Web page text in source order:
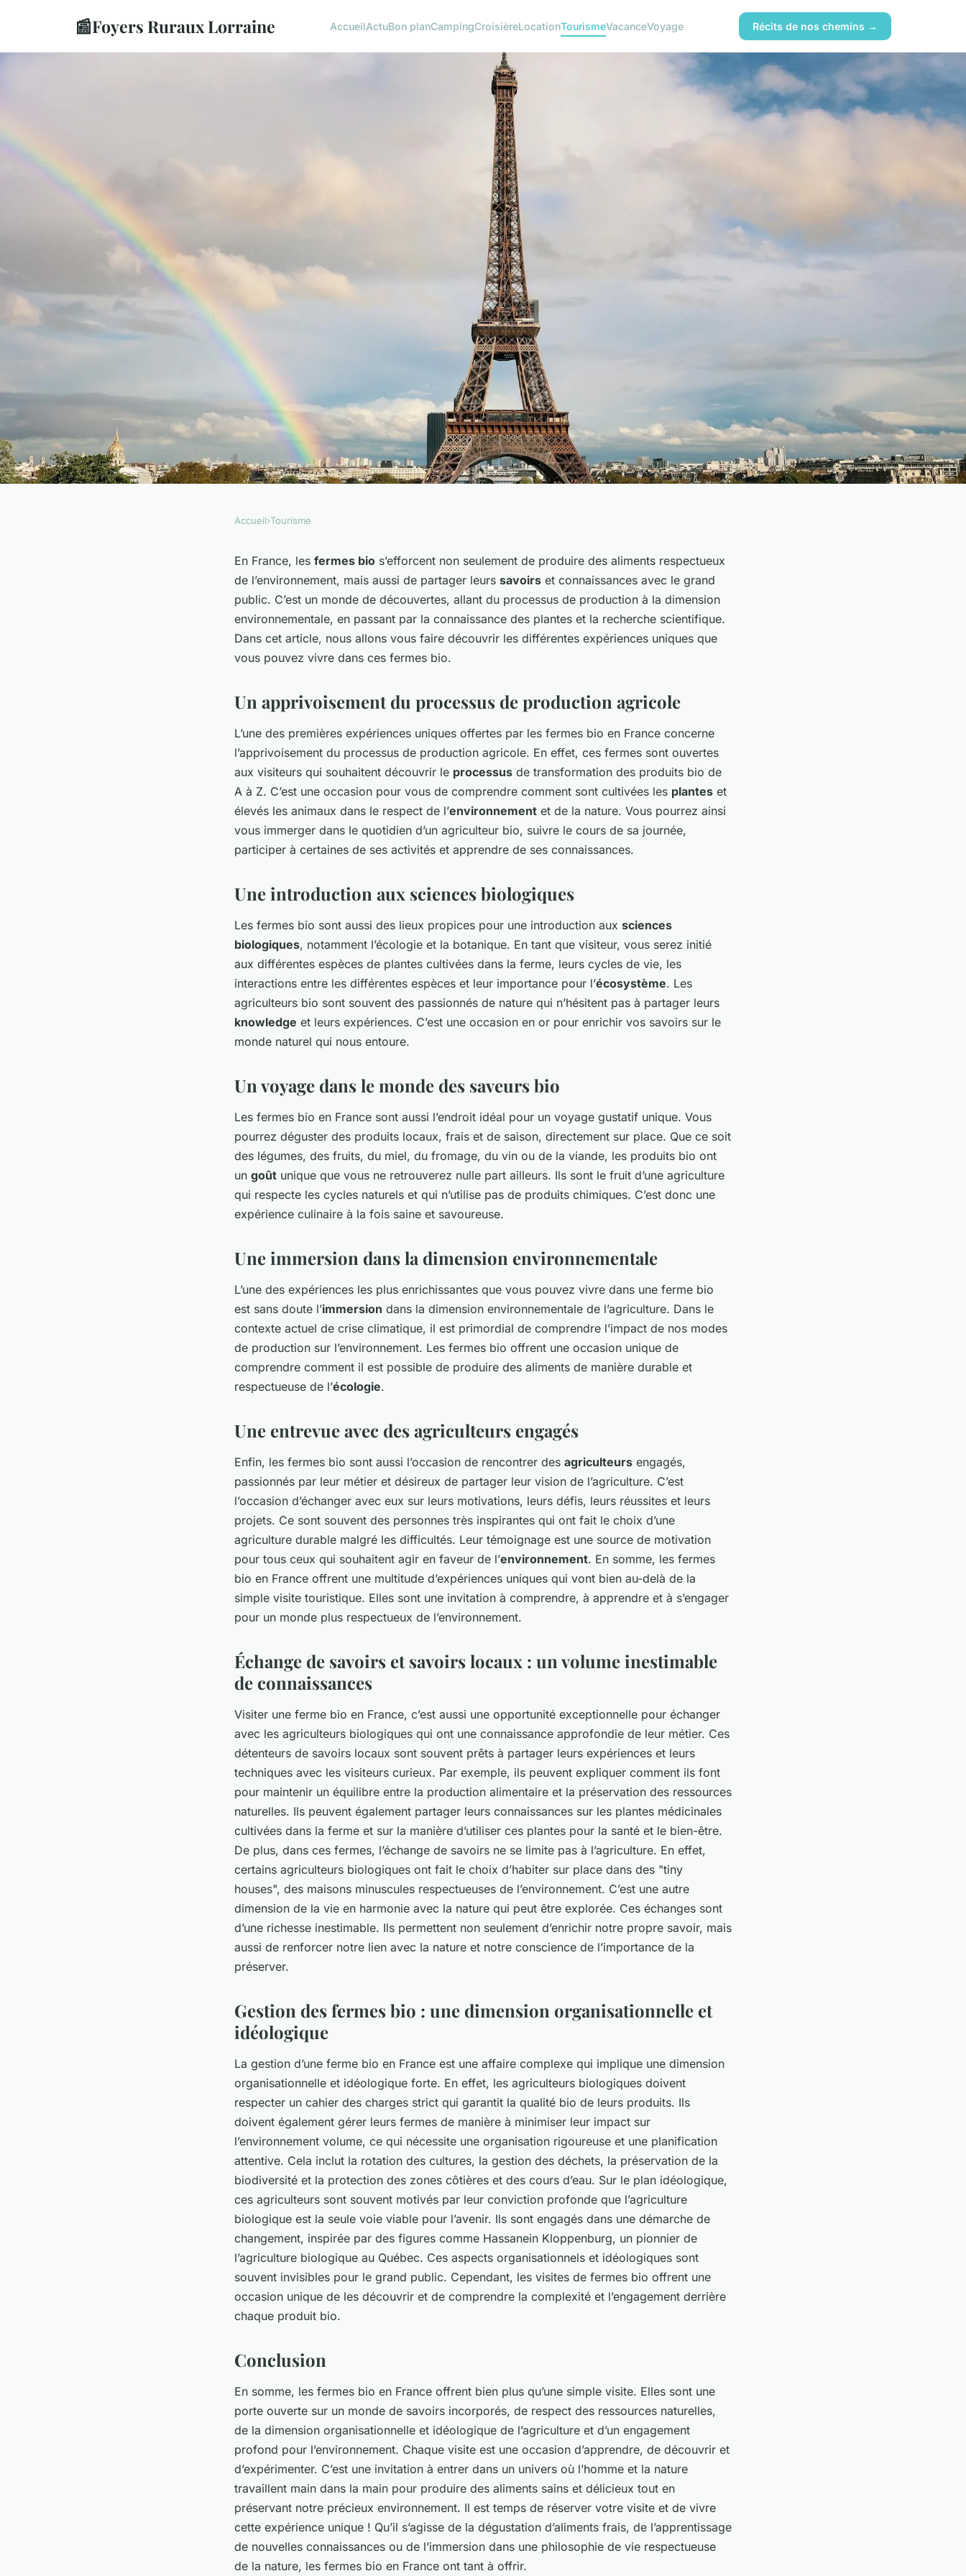
📰Foyers Ruraux Lorraine AccueilActuBon planCampingCroisièreLocationTourismeVacanceVoyage Récits de nos chemins →
Quelles expériences uniques offrent
les fermes bio en France ?
Accueil›Tourisme
En France, les fermes bio s’efforcent non seulement de produire des aliments respectueux
de l’environnement, mais aussi de partager leurs savoirs et connaissances avec le grand
public. C’est un monde de découvertes, allant du processus de production à la dimension
environnementale, en passant par la connaissance des plantes et la recherche scientifique.
Dans cet article, nous allons vous faire découvrir les différentes expériences uniques que
vous pouvez vivre dans ces fermes bio.
Un apprivoisement du processus de production agricole
L’une des premières expériences uniques offertes par les fermes bio en France concerne
l’apprivoisement du processus de production agricole. En effet, ces fermes sont ouvertes
aux visiteurs qui souhaitent découvrir le processus de transformation des produits bio de
A à Z. C’est une occasion pour vous de comprendre comment sont cultivées les plantes et
élevés les animaux dans le respect de l’environnement et de la nature. Vous pourrez ainsi
vous immerger dans le quotidien d’un agriculteur bio, suivre le cours de sa journée,
participer à certaines de ses activités et apprendre de ses connaissances.
Une introduction aux sciences biologiques
Les fermes bio sont aussi des lieux propices pour une introduction aux sciences
biologiques, notamment l’écologie et la botanique. En tant que visiteur, vous serez initié
aux différentes espèces de plantes cultivées dans la ferme, leurs cycles de vie, les
interactions entre les différentes espèces et leur importance pour l’écosystème. Les
agriculteurs bio sont souvent des passionnés de nature qui n’hésitent pas à partager leurs
knowledge et leurs expériences. C’est une occasion en or pour enrichir vos savoirs sur le
monde naturel qui nous entoure.
Un voyage dans le monde des saveurs bio
Les fermes bio en France sont aussi l’endroit idéal pour un voyage gustatif unique. Vous
pourrez déguster des produits locaux, frais et de saison, directement sur place. Que ce soit
des légumes, des fruits, du miel, du fromage, du vin ou de la viande, les produits bio ont
un goût unique que vous ne retrouverez nulle part ailleurs. Ils sont le fruit d’une agriculture
qui respecte les cycles naturels et qui n’utilise pas de produits chimiques. C’est donc une
expérience culinaire à la fois saine et savoureuse.
Une immersion dans la dimension environnementale
L’une des expériences les plus enrichissantes que vous pouvez vivre dans une ferme bio
est sans doute l’immersion dans la dimension environnementale de l’agriculture. Dans le
contexte actuel de crise climatique, il est primordial de comprendre l’impact de nos modes
de production sur l’environnement. Les fermes bio offrent une occasion unique de
comprendre comment il est possible de produire des aliments de manière durable et
respectueuse de l’écologie.
Une entrevue avec des agriculteurs engagés
Enfin, les fermes bio sont aussi l’occasion de rencontrer des agriculteurs engagés,
passionnés par leur métier et désireux de partager leur vision de l’agriculture. C’est
l’occasion d’échanger avec eux sur leurs motivations, leurs défis, leurs réussites et leurs
projets. Ce sont souvent des personnes très inspirantes qui ont fait le choix d’une
agriculture durable malgré les difficultés. Leur témoignage est une source de motivation
pour tous ceux qui souhaitent agir en faveur de l’environnement. En somme, les fermes
bio en France offrent une multitude d’expériences uniques qui vont bien au-delà de la
simple visite touristique. Elles sont une invitation à comprendre, à apprendre et à s’engager
pour un monde plus respectueux de l’environnement.
Échange de savoirs et savoirs locaux : un volume inestimable
de connaissances
Visiter une ferme bio en France, c’est aussi une opportunité exceptionnelle pour échanger
avec les agriculteurs biologiques qui ont une connaissance approfondie de leur métier. Ces
détenteurs de savoirs locaux sont souvent prêts à partager leurs expériences et leurs
techniques avec les visiteurs curieux. Par exemple, ils peuvent expliquer comment ils font
pour maintenir un équilibre entre la production alimentaire et la préservation des ressources
naturelles. Ils peuvent également partager leurs connaissances sur les plantes médicinales
cultivées dans la ferme et sur la manière d’utiliser ces plantes pour la santé et le bien-être.
De plus, dans ces fermes, l’échange de savoirs ne se limite pas à l’agriculture. En effet,
certains agriculteurs biologiques ont fait le choix d’habiter sur place dans des "tiny
houses", des maisons minuscules respectueuses de l’environnement. C’est une autre
dimension de la vie en harmonie avec la nature qui peut être explorée. Ces échanges sont
d’une richesse inestimable. Ils permettent non seulement d’enrichir notre propre savoir, mais
aussi de renforcer notre lien avec la nature et notre conscience de l’importance de la
préserver.
Gestion des fermes bio : une dimension organisationnelle et
idéologique
La gestion d’une ferme bio en France est une affaire complexe qui implique une dimension
organisationnelle et idéologique forte. En effet, les agriculteurs biologiques doivent
respecter un cahier des charges strict qui garantit la qualité bio de leurs produits. Ils
doivent également gérer leurs fermes de manière à minimiser leur impact sur
l’environnement volume, ce qui nécessite une organisation rigoureuse et une planification
attentive. Cela inclut la rotation des cultures, la gestion des déchets, la préservation de la
biodiversité et la protection des zones côtières et des cours d’eau. Sur le plan idéologique,
ces agriculteurs sont souvent motivés par leur conviction profonde que l’agriculture
biologique est la seule voie viable pour l’avenir. Ils sont engagés dans une démarche de
changement, inspirée par des figures comme Hassanein Kloppenburg, un pionnier de
l’agriculture biologique au Québec. Ces aspects organisationnels et idéologiques sont
souvent invisibles pour le grand public. Cependant, les visites de fermes bio offrent une
occasion unique de les découvrir et de comprendre la complexité et l’engagement derrière
chaque produit bio.
Conclusion
En somme, les fermes bio en France offrent bien plus qu’une simple visite. Elles sont une
porte ouverte sur un monde de savoirs incorporés, de respect des ressources naturelles,
de la dimension organisationnelle et idéologique de l’agriculture et d’un engagement
profond pour l’environnement. Chaque visite est une occasion d’apprendre, de découvrir et
d’expérimenter. C’est une invitation à entrer dans un univers où l’homme et la nature
travaillent main dans la main pour produire des aliments sains et délicieux tout en
préservant notre précieux environnement. Il est temps de réserver votre visite et de vivre
cette expérience unique ! Qu’il s’agisse de la dégustation d’aliments frais, de l’apprentissage
de nouvelles connaissances ou de l’immersion dans une philosophie de vie respectueuse
de la nature, les fermes bio en France ont tant à offrir.